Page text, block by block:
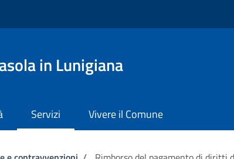
in Lunigiana
Servizi Vivere il Comune